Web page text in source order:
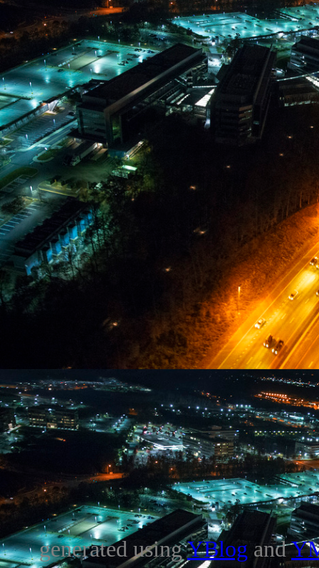
generated usingYBlog and